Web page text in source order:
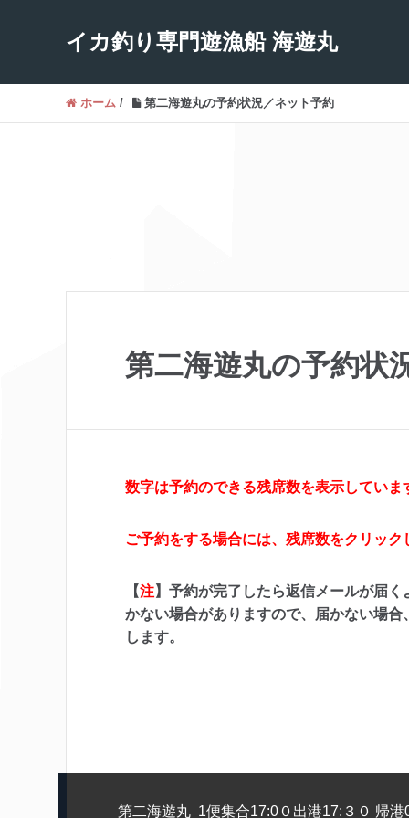
イカ釣り専門遊漁船 海遊丸
ホーム / 第二海遊丸の予約状況／ネット予約
第二海遊丸の予約状
数字は予約のできる残席数を表示していま
ご予約をする場合には、残席数をクリッ
【注】予約が完了したら返信メールが届
かない場合がありますので、届かない場合
します。
第二海遊丸 1便集合17:0０出港17:３０ 帰港